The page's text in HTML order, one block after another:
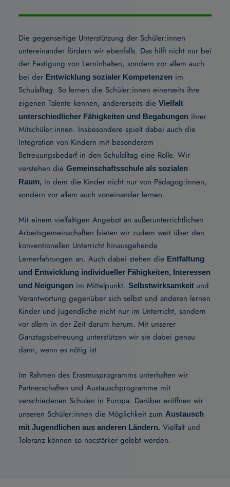
Die gegenseitige Unterstützung der Schüler:innen
untereinander fördern wir ebenfalls. Das hilft nicht nur bei
der Festigung von Lerninhalten, sondern vor allem auch
bei der Entwicklung sozialer Kompetenzen im
Schulalltag. So lernen die Schüler:innen einerseits ihre
eigenen Talente kennen, andererseits die Vielfalt
unterschiedlicher Fähigkeiten und Begabungen ihrer
Mitschüler:innen. Insbesondere spielt dabei auch die
Integration von Kindern mit besonderem
Betreuungsbedarf in den Schulalltag eine Rolle. Wir
verstehen die Gemeinschaftsschule als sozialen
Raum, in dem die Kinder nicht nur von Pädagog:innen,
sondern vor allem auch voneinander lernen.
Mit einem vielfältigen Angebot an außerunterrichtlichen
Arbeitsgemeinschaften bieten wir zudem weit über den
konventionellen Unterricht hinausgehende
Lernerfahrungen an. Auch dabei stehen die Entfaltung
und Entwicklung individueller Fähigkeiten, Interessen
und Neigungen im Mittelpunkt. Selbstwirksamkeit und
Verantwortung gegenüber sich selbst und anderen lernen
Kinder und Jugendliche nicht nur im Unterricht, sondern
vor allem in der Zeit darum herum. Mit unserer
Ganztagsbetreuung unterstützen wir sie dabei genau
dann, wenn es nötig ist.
Im Rahmen des Erasmusprogramms unterhalten wir
Partnerschaften und Austauschprogramme mit
verschiedenen Schulen in Europa. Darüber eröffnen wir
unseren Schüler:innen die Möglichkeit zum Austausch
mit Jugendlichen aus anderen Ländern. Vielfalt und
Toleranz können so nocstärker gelebt werden.